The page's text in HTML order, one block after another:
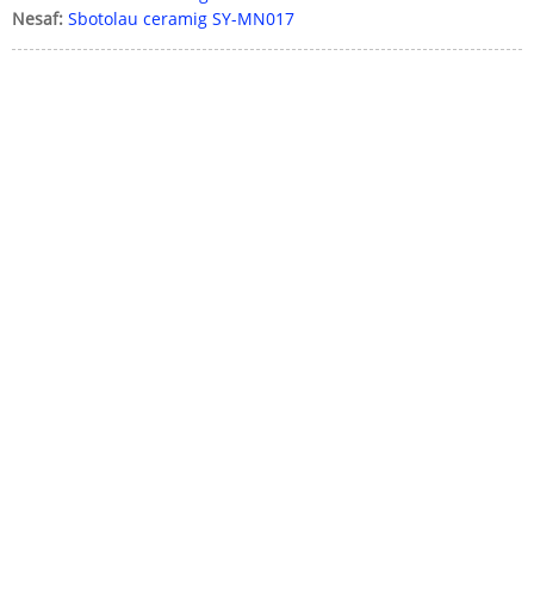
Nesaf: Sbotolau ceramig SY-MN017